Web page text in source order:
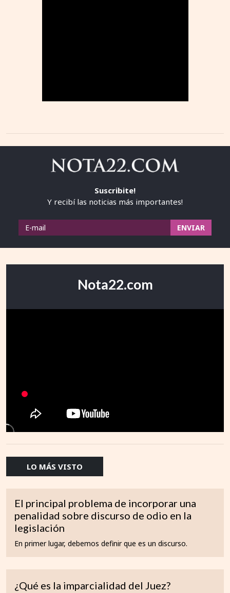
Suscribite!
Y recibí las noticias más importantes!
Nota22.com
LO MÁS VISTO
El principal problema de incorporar una
penalidad sobre discurso de odio en la
legislación
En primer lugar, debemos definir que es un discurso.
¿Qué es la imparcialidad del Juez?